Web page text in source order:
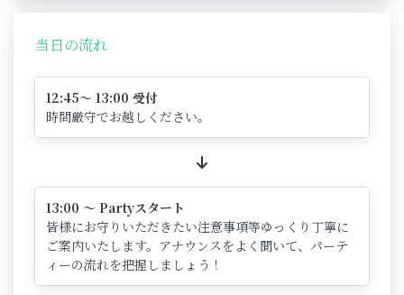
当日の流れ
12:45～ 13:00 受付
時間厳守でお越しください。
13:00 ～ Partyスタート
皆様にお守りいただきたい注意事項等ゆっくり丁寧に
ご案内いたします。アナウンスをよく聞いて、パーテ
ィーの流れを把握しましょう！